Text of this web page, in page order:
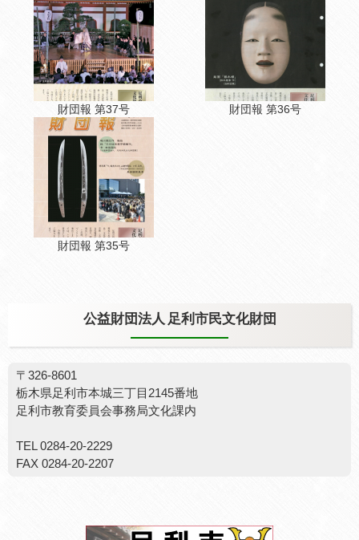
財団報 第37号 財団報 第36号
財団報 第35号
公益財団法人 足利市民文化財団
〒326-8601
栃木県足利市本城三丁目2145番地
足利市教育委員会事務局文化課内
TEL 0284-20-2229
FAX 0284-20-2207